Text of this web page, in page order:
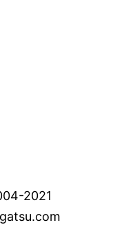
2021